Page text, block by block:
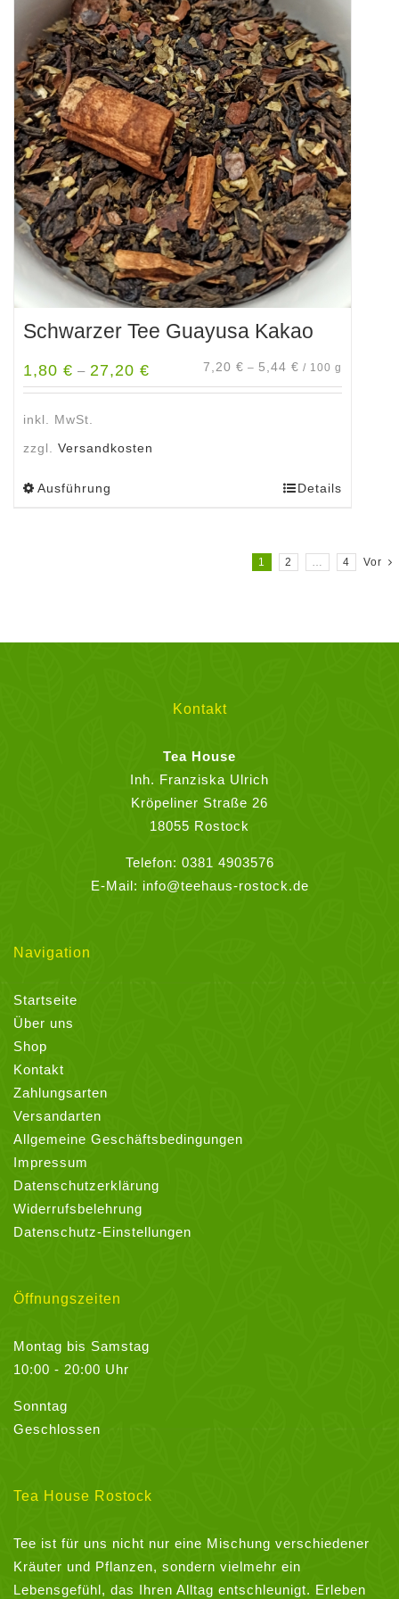
Varianten
auf.
Die
Optionen
können
auf
der
Produktseite
gewählt
werden
Schwarzer Tee Guayusa Kakao
1,80 € – 27,20 € 7,20 € – 5,44 € / 100 g
inkl. MwSt.
zzgl. Versandkosten
Ausführung Details
1 2 4 Vor
Kontakt
Tea House
Inh. Franziska Ulrich
Kröpeliner Straße 26
18055 Rostock
Telefon: 0381 4903576
E-Mail: info@teehaus-rostock.de
Navigation
Startseite
Über uns
Shop
Kontakt
Zahlungsarten
Versandarten
Allgemeine Geschäftsbedingungen
Impressum
Datenschutzerklärung
Widerrufsbelehrung
Datenschutz-Einstellungen
Öffnungszeiten
Montag bis Samstag
10:00 - 20:00 Uhr
Sonntag
Geschlossen
Tea House Rostock
Tee ist für uns nicht nur eine Mischung verschiedener
Kräuter und Pflanzen, sondern vielmehr ein
Lebensgefühl, das Ihren Alltag entschleunigt. Erleben